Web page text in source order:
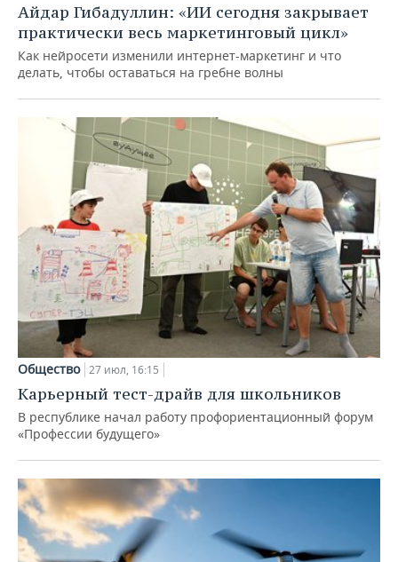
Айдар Гибадуллин: «ИИ сегодня закрывает
практически весь маркетинговый цикл»
Как нейросети изменили интернет-маркетинг и что
делать, чтобы оставаться на гребне волны
Общество 27 июл, 16:15
Карьерный тест-драйв для школьников
В республике начал работу профориентационный форум
«Профессии будущего»